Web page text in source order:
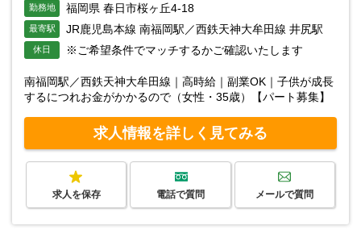
勤務地 福岡県 春日市桜ヶ丘4-18
最寄駅 JR鹿児島本線 南福岡駅／西鉄天神大牟田線 井尻駅
休日 ※ご希望条件でマッチするかご確認いたします
南福岡駅／西鉄天神大牟田線｜高時給｜副業OK｜子供が成長
するにつれお金がかかるので（女性・35歳）【パート募集】
求人情報を詳しく見てみる
求人を保存 電話で質問 メールで質問